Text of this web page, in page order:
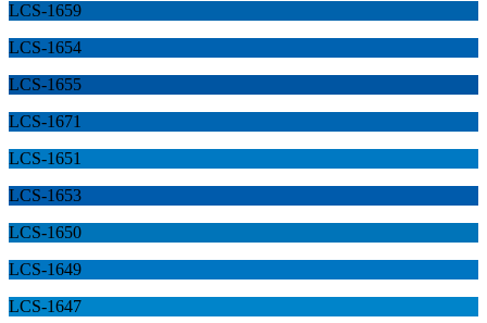
LCS-1659
LCS-1654
LCS-1655
LCS-1671
LCS-1651
LCS-1653
LCS-1650
LCS-1649
LCS-1647